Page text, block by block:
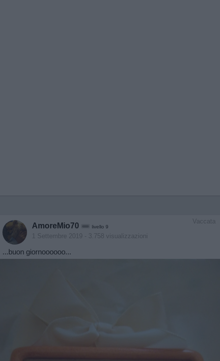
Vaccata
AmoreMio70 livello 9
1 Settembre 2019 - 3.758 visualizzazioni
...buon giornoooooo...